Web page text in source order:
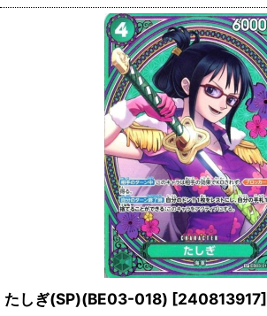
たしぎ(SP)(BE03-018) [240813917]